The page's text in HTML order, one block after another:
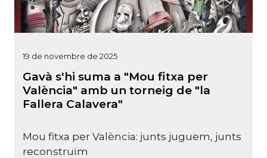
19 de novembre de 2025
Gavà s'hi suma a "Mou fitxa per
València" amb un torneig de "la
Fallera Calavera"
Mou fitxa per València: junts juguem, junts
reconstruïm